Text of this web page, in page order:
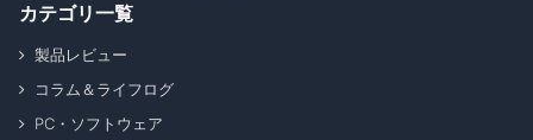
カテゴリ一覧
製品レビュー
コラム＆ライフログ
PC・ソフトウェア